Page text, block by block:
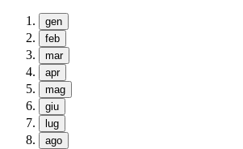
gen
feb
mar
apr
mag
giu
lug
ago